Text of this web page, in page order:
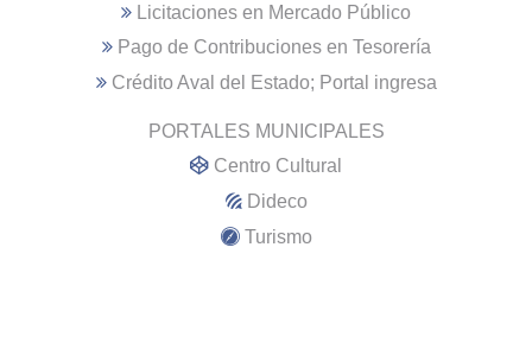
Licitaciones en Mercado Público
Pago de Contribuciones en Tesorería
Crédito Aval del Estado; Portal ingresa
PORTALES MUNICIPALES
Centro Cultural
Dideco
Turismo